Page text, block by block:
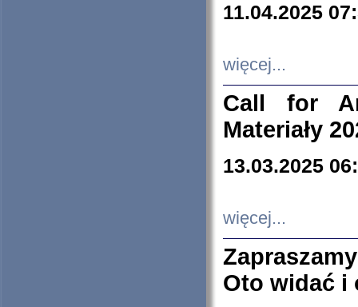
11.04.2025
więcej...
Call for
Materiały
13.03.2025
więcej...
Oto widać i